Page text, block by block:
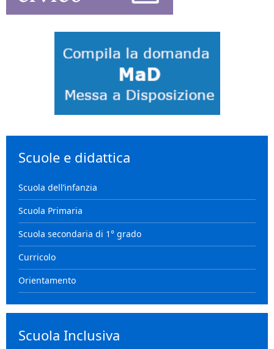
Scuole e didattica
Scuola dell’infanzia
Scuola Primaria
Scuola secondaria di 1° grado
Curricolo
Orientamento
Scuola Inclusiva